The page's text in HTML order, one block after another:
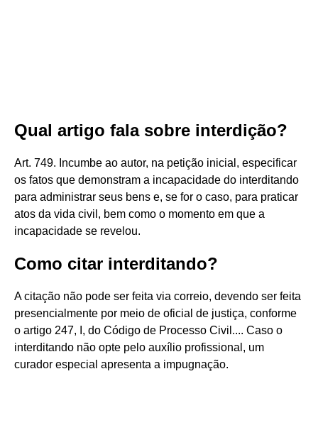
Qual artigo fala sobre interdição?
Art. 749. Incumbe ao autor, na petição inicial, especificar
os fatos que demonstram a incapacidade do interditando
para administrar seus bens e, se for o caso, para praticar
atos da vida civil, bem como o momento em que a
incapacidade se revelou.
Como citar interditando?
A citação não pode ser feita via correio, devendo ser feita
presencialmente por meio de oficial de justiça, conforme
o artigo 247, I, do Código de Processo Civil.... Caso o
interditando não opte pelo auxílio profissional, um
curador especial apresenta a impugnação.